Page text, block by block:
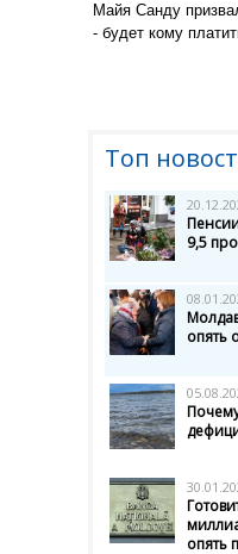
Майя Санду
- будет кому
Топ
9,5
опять
опять